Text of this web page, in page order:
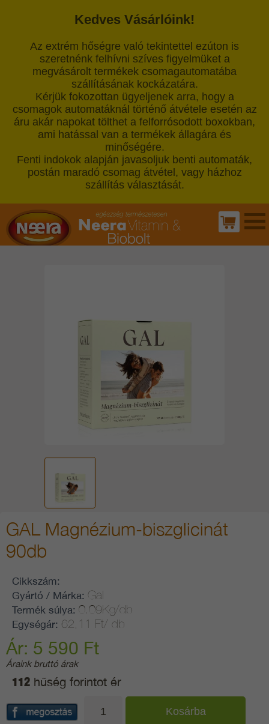
Kedves Vásárlóink!
Az extrém hőségre való tekintettel ezúton is
szeretnénk felhívni szíves figyelmüket a
megvásárolt termékek csomagautomatába
szállításának kockázatára.
Kérjük fokozottan ügyeljenek arra, hogy a
csomagok automatáknál történő átvétele esetén az
áru akár napokat tölthet a felforrósodott boxokban,
ami hatással van a termékek állagára és
minőségére.
Fenti indokok alapján javasoljuk benti automaták,
postán maradó csomag átvétel, vagy házhoz
szállítás választását.
GAL Magnézium-biszglicinát
90db
Cikkszám:
Gyártó / Márka: Gal
Termék súlya: 0.09Kg/db
Egységár: 62,11 Ft/ db
Ár: 5 590 Ft
Áraink bruttó árak
112 hűség forintot ér